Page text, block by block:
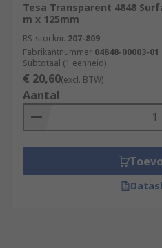
Tesa Transparent 4848
m x 125mm
RS-stocknr. 207-809
Fabrikantnummer 04848-00003-01
Subtotaal (1 eenheid)
€ 20,60(excl. BTW)
Aantal